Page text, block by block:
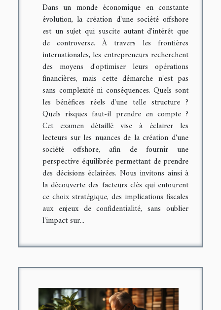
Dans un monde économique en constante
évolution, la création d'une société offshore
est un sujet qui suscite autant d'intérêt que
de controverse. À travers les frontières
internationales, les entrepreneurs recherchent
des moyens d'optimiser leurs opérations
financières, mais cette démarche n'est pas
sans complexité ni conséquences. Quels sont
les bénéfices réels d'une telle structure ?
Quels risques faut-il prendre en compte ?
Cet examen détaillé vise à éclairer les
lecteurs sur les nuances de la création d'une
société offshore, afin de fournir une
perspective équilibrée permettant de prendre
des décisions éclairées. Nous invitons ainsi à
la découverte des facteurs clés qui entourent
ce choix stratégique, des implications fiscales
aux enjeux de confidentialité, sans oublier
l'impact sur...